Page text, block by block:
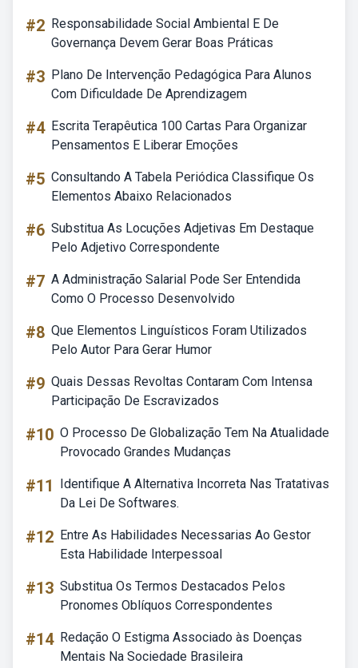
#2 Responsabilidade Social Ambiental E De
Governança Devem Gerar Boas Práticas
#3 Plano De Intervenção Pedagógica Para Alunos
Com Dificuldade De Aprendizagem
#4 Escrita Terapêutica 100 Cartas Para Organizar
Pensamentos E Liberar Emoções
#5 Consultando A Tabela Periódica Classifique Os
Elementos Abaixo Relacionados
#6 Substitua As Locuções Adjetivas Em Destaque
Pelo Adjetivo Correspondente
#7 A Administração Salarial Pode Ser Entendida
Como O Processo Desenvolvido
#8 Que Elementos Linguísticos Foram Utilizados
Pelo Autor Para Gerar Humor
#9 Quais Dessas Revoltas Contaram Com Intensa
Participação De Escravizados
#10 O Processo De Globalização Tem Na Atualidade
Provocado Grandes Mudanças
#11
Identifique A Alternativa Incorreta Nas Tratativas
Da Lei De Softwares.
#12 Entre As Habilidades Necessarias Ao Gestor
Esta Habilidade Interpessoal
#13 Substitua Os Termos Destacados Pelos
Pronomes Oblíquos Correspondentes
#14 Redação O Estigma Associado às Doenças
Mentais Na Sociedade Brasileira